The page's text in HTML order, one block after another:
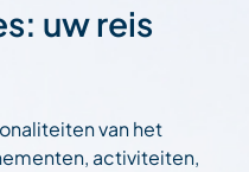
uw reis
van het
activiteiten,